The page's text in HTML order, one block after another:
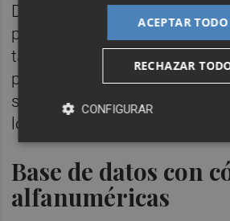
De hecho, Telefónica ya
pasado marzo este bloqueo,
también busca evitar las
propician la suplantación de
simular llamadas
locales fiables.
Base de datos con
alfanuméricas
ACEPTAR TODO
RECHAZAR
CONFIGURAR